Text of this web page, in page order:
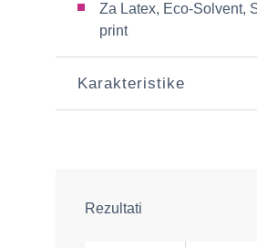
Za Latex, Eco-Solvent,
print
Karakteristike
Rezultati